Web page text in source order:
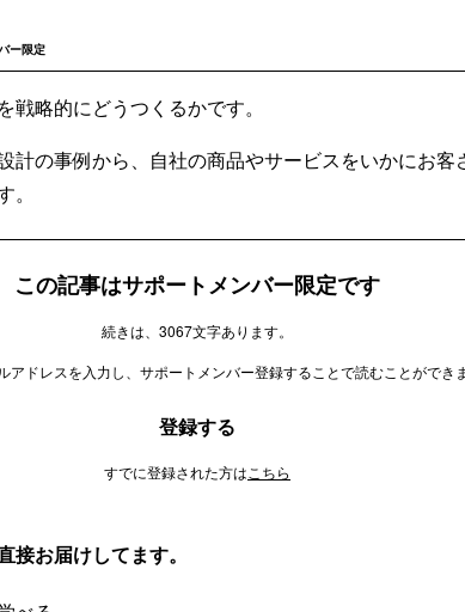
ー限定
略的にどうつくるかです。
計の事例から、自社の商品やサービスをいかにお客
この記事はサポートメンバー限定です
続きは、3067文字あります。
アドレスを入力し、サポートメンバー登録することで読むことができ
登録する
すでに登録された方は こちら
お届けしてます。